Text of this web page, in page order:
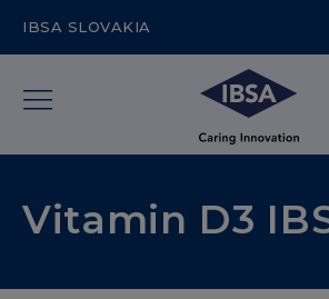
IBSA SLOVAKIA
Vitamin D3